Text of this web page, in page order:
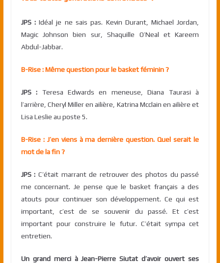
JPS :Idéal je ne sais pas. Kevin Durant, Michael Jordan,
Magic Johnson bien sur, Shaquille O’Neal et Kareem
Abdul-Jabbar.
B-Rise : Même question pour le basket féminin ?
JPS : Teresa Edwards en meneuse, Diana Taurasi à
l’arrière, Cheryl Miller en ailière, Katrina Mcclain en ailière et
Lisa Leslie au poste 5.
B-Rise : J’en viens à ma dernière question. Quel serait le
mot de la fin ?
JPS : C’était marrant de retrouver des photos du passé
me concernant. Je pense que le basket français a des
atouts pour continuer son développement. Ce qui est
important, c’est de se souvenir du passé. Et c’est
important pour construire le futur. C’était sympa cet
entretien.
Un grand merci à Jean-Pierre Siutat d’avoir ouvert ses